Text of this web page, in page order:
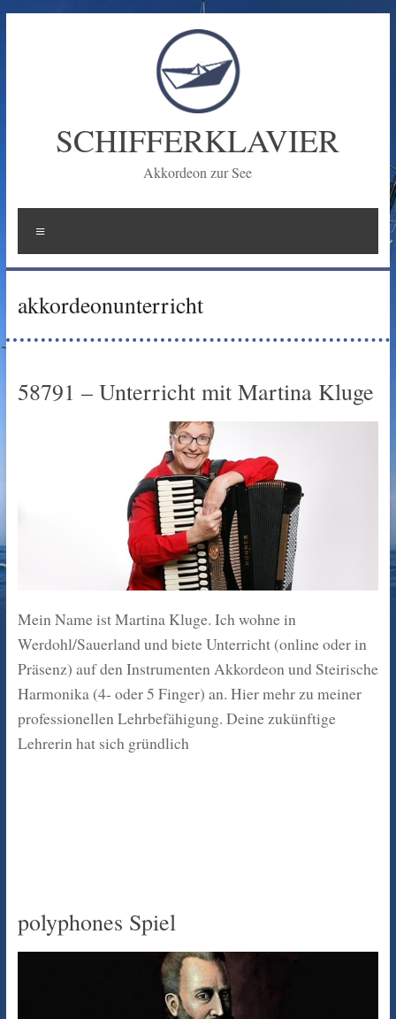
SCHIFFERKLAVIER
Akkordeon zur See
akkordeonunterricht
58791 – Unterricht mit Martina Kluge
Mein Name ist Martina Kluge. Ich wohne in
Werdohl/Sauerland und biete Unterricht (online oder in
Präsenz) auf den Instrumenten Akkordeon und Steirische
Harmonika (4- oder 5 Finger) an. Hier mehr zu meiner
professionellen Lehrbefähigung. Deine zukünftige
Lehrerin hat sich gründlich
polyphones Spiel